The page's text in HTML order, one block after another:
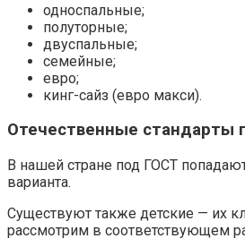
односпальные;
полуторные;
двуспальные;
семейные;
евро;
кинг-сайз (евро макси).
Отечественные стандарты
В нашей стране под ГОСТ
варианта.
Существуют также детские — их
рассмотрим в соответствующем